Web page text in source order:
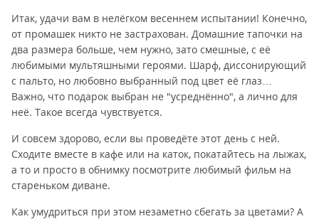
Итак, удачи вам в нелёгком весеннем испытании! Конечно,
от промашек никто не застрахован. Домашние тапочки на
два размера больше, чем нужно, зато смешные, с её
любимыми мультяшными героями. Шарф, диссонирующий
с пальто, но любовно выбранный под цвет её глаз…
Важно, что подарок выбран не "усреднённо", а лично для
неё. Такое всегда чувствуется.
И совсем здорово, если вы проведёте этот день с ней.
Сходите вместе в кафе или на каток, покатайтесь на лыжах,
а то и просто в обнимку посмотрите любимый фильм на
стареньком диване.
Как умудриться при этом незаметно сбегать за цветами? А